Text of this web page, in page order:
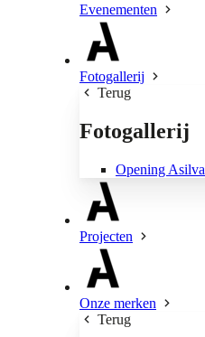
Evenementen
Fotogallerij
Terug
Fotogallerij
Opening Asilva
Projecten
Onze merken
Terug